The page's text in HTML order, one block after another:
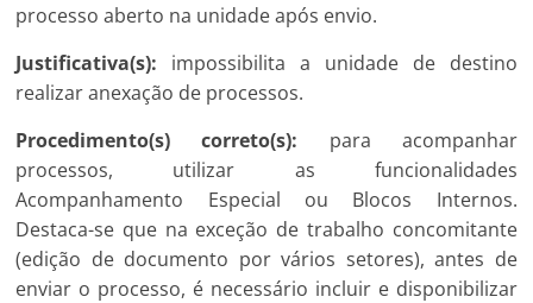
processo aberto na unidade após envio.
Justificativa(s): impossibilita a unidade de destino
realizar anexação de processos.
Procedimento(s) correto(s): para acompanhar
processos, utilizar as funcionalidades
Acompanhamento Especial ou Blocos Internos.
Destaca-se que na exceção de trabalho concomitante
(edição de documento por vários setores), antes de
enviar o processo, é necessário incluir e disponibilizar